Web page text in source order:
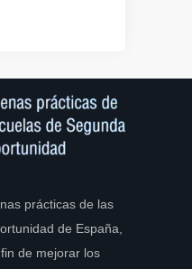
prácticas de las
de España,
de mejorar los